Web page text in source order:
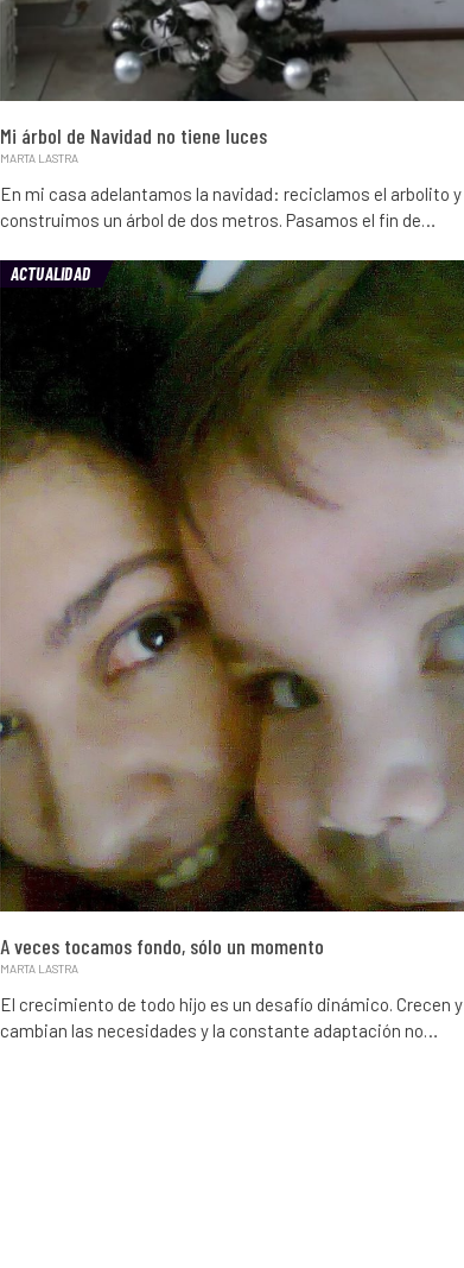
Mi árbol de Navidad no tiene luces
MARTA LASTRA
En mi casa adelantamos la navidad: reciclamos el arbolito y
construimos un árbol de dos metros. Pasamos el fin de…
ACTUALIDAD
A veces tocamos fondo, sólo un momento
MARTA LASTRA
El crecimiento de todo hijo es un desafío dinámico. Crecen y
cambian las necesidades y la constante adaptación no…